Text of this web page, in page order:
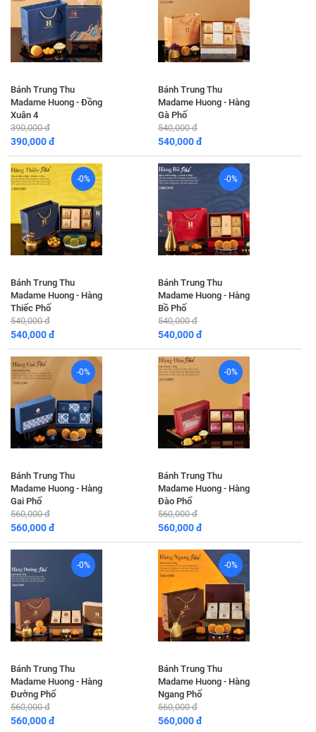
Bánh Trung Thu
Madame Huong - Đồng
Xuân 4
390,000 đ
390,000 đ
Bánh Trung Thu
Madame Huong - Hàng
Gà Phố
540,000 đ
540,000 đ
-0%
Bánh Trung Thu
Madame Huong - Hàng
Thiếc Phố
540,000 đ
540,000 đ
-0%
Bánh Trung Thu
Madame Huong - Hàng
Bồ Phố
540,000 đ
540,000 đ
-0%
Bánh Trung Thu
Madame Huong - Hàng
Gai Phố
560,000 đ
560,000 đ
-0%
Bánh Trung Thu
Madame Huong - Hàng
Đào Phố
560,000 đ
560,000 đ
-0%
Bánh Trung Thu
Madame Huong - Hàng
Đường Phố
560,000 đ
560,000 đ
-0%
Bánh Trung Thu
Madame Huong - Hàng
Ngang Phố
560,000 đ
560,000 đ